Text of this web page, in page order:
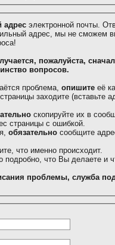
адресэлектронной почты.
адрес, мы не сможем
пожалуйста,
вопросов.
проблема, опишитееё
заходите (вставьте
скопируйте их в
страницы с ошибкой.
обязательносообщите
что именно происходит.
что Вы делаете и
проблемы, служба